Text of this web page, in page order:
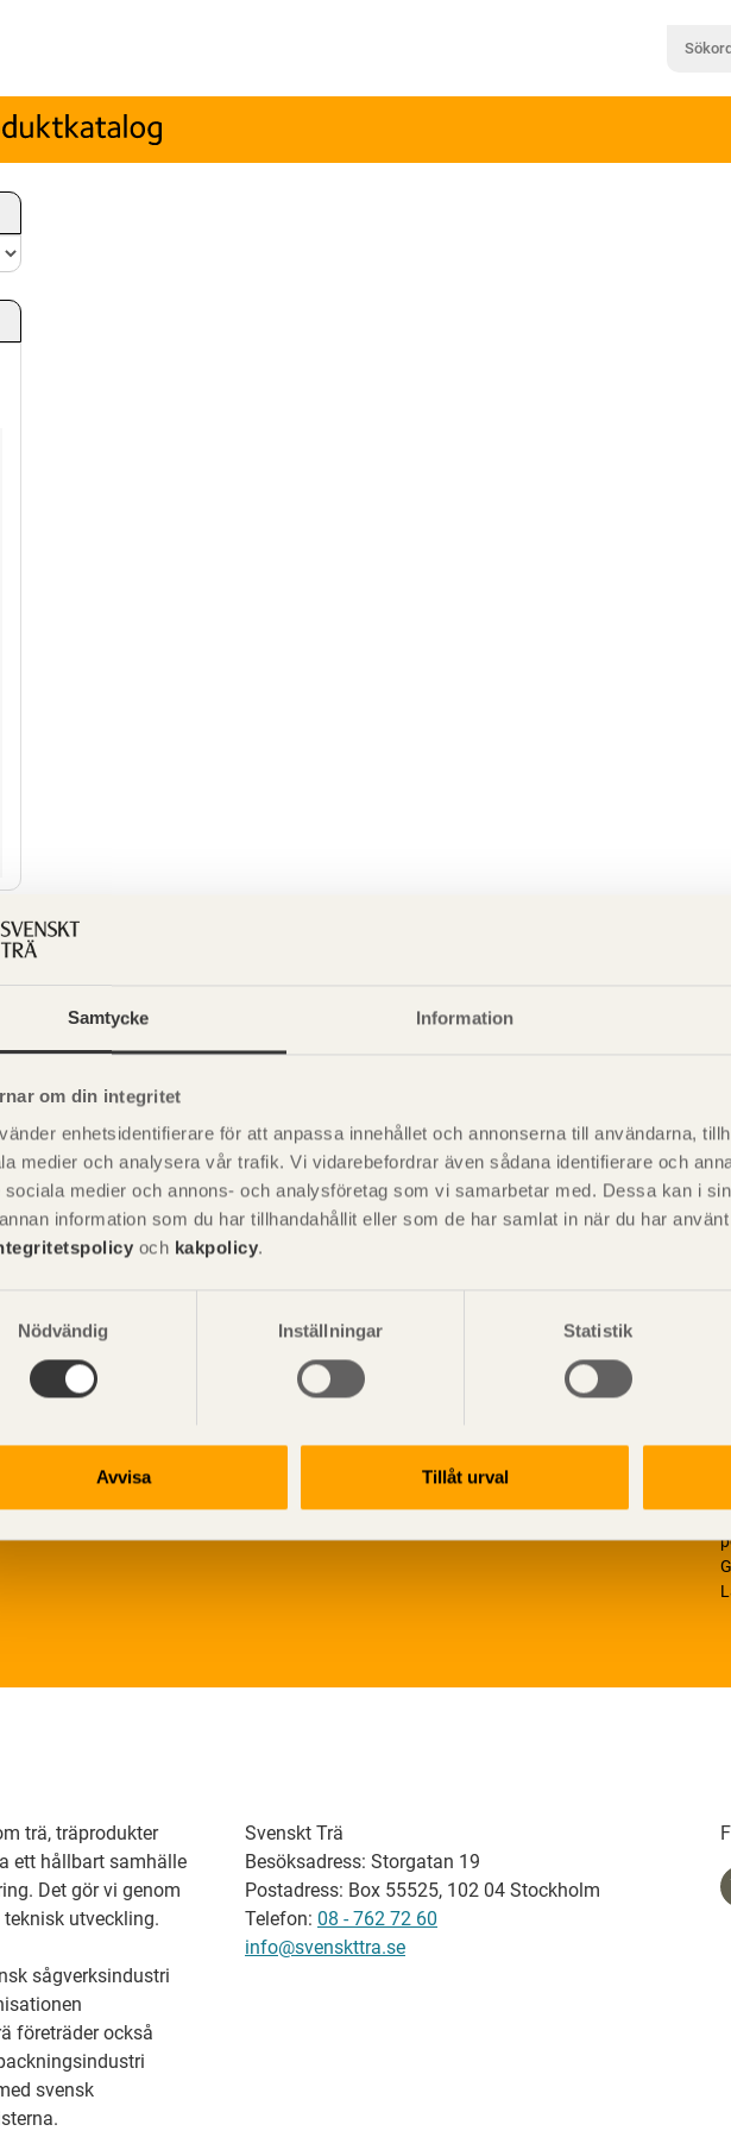
Samtycke Information
om din integritet
enhetsidentifierare för att anpassa innehållet och annonserna till användarna,
medier och analysera vår trafik. Vi vidarebefordrar även sådana identifierare och
sociala medier och annons- och analysföretag som vi samarbetar med. Dessa kan i
information som du har tillhandahållit eller som de har samlat in när du har
och kakpolicy.
Nödvändig
Inställningar Statistik
Avvisa Tillåt urval
är svensk sågverksnärings
för att beskriva träprodukter och deras
trä, träprodukter
ett hållbart samhälle
Det gör vi genom
utveckling.
sågverksindustri
företräder också
svensk
Svenskt Trä
Besöksadress: Storgatan 19
Postadress: Box 55525, 102 04 Stockholm
Telefon: 08 - 762 72 60
info@svenskttra.se